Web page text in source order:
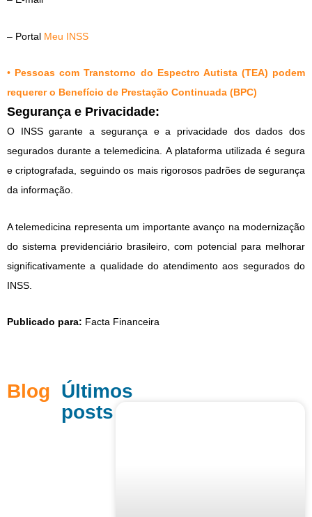
– Portal Meu INSS
• Pessoas com Transtorno do Espectro Autista (TEA) podem
requerer o Benefício de Prestação Continuada (BPC)
Segurança e Privacidade:
O INSS garante a segurança e a privacidade dos dados dos
segurados durante a telemedicina. A plataforma utilizada é segura
e criptografada, seguindo os mais rigorosos padrões de segurança
da informação.
A telemedicina representa um importante avanço na modernização
do sistema previdenciário brasileiro, com potencial para melhorar
significativamente a qualidade do atendimento aos segurados do
INSS.
Publicado para: Facta Financeira
Blog Últimos
posts